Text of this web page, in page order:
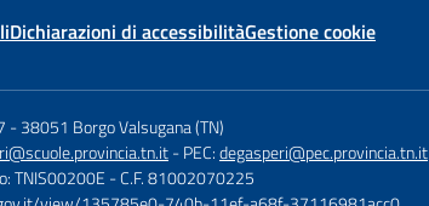
Dichiarazioni di accessibilitàGestione cookie
-38051 Borgo Valsugana (TN)
- PEC:degasperi@pec.provincia.tn.it
TNIS00200E - C.F. 81002070225